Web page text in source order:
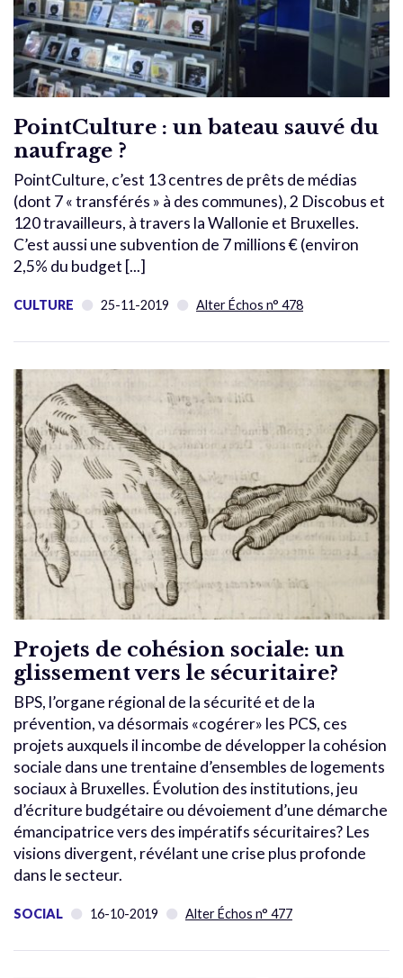
PointCulture : un bateau sauvé du
naufrage ?
PointCulture, c’est 13 centres de prêts de médias
(dont 7 « transférés » à des communes), 2 Discobus et
120 travailleurs, à travers la Wallonie et Bruxelles.
C’est aussi une subvention de 7 millions € (environ
2,5% du budget [...]
CULTURE 25-11-2019 Alter Échos n° 478
Projets de cohésion sociale: un
glissement vers le sécuritaire?
BPS, l’organe régional de la sécurité et de la
prévention, va désormais «cogérer» les PCS, ces
projets auxquels il incombe de développer la cohésion
sociale dans une trentaine d’ensembles de logements
sociaux à Bruxelles. Évolution des institutions, jeu
d’écriture budgétaire ou dévoiement d’une démarche
émancipatrice vers des impératifs sécuritaires? Les
visions divergent, révélant une crise plus profonde
dans le secteur.
SOCIAL 16-10-2019 Alter Échos n° 477